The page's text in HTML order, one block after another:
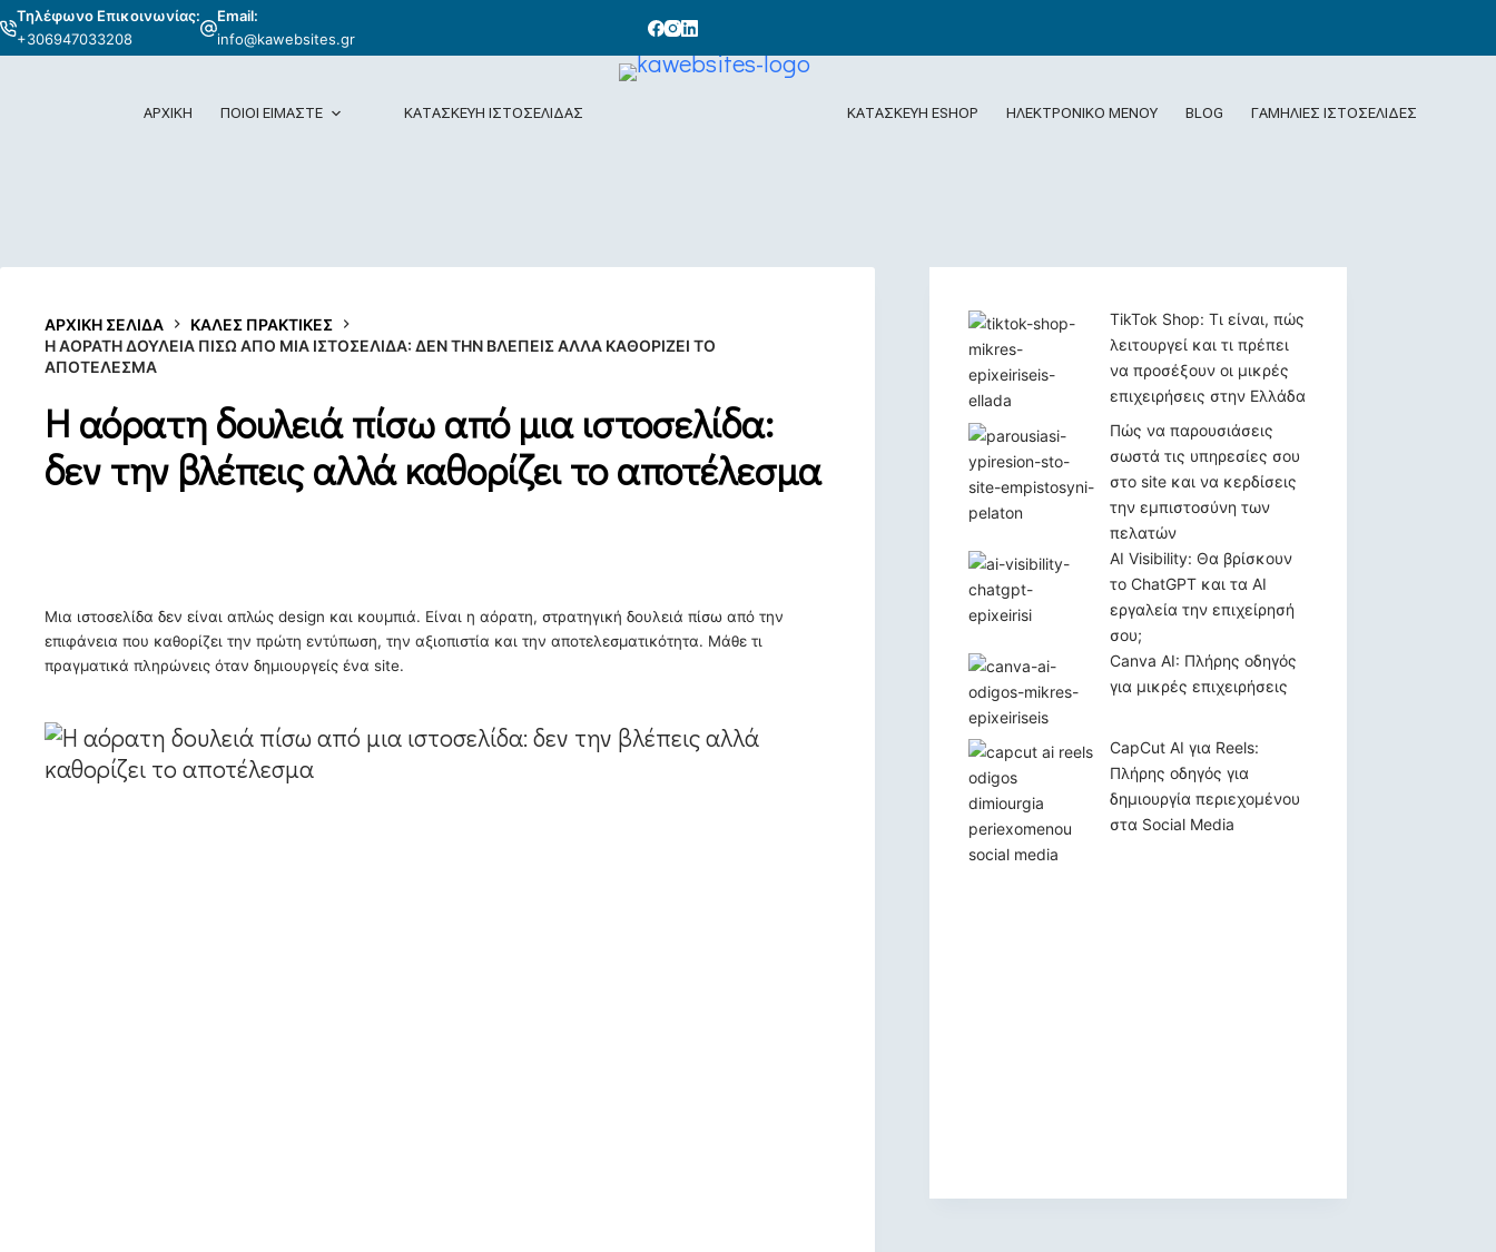
Τηλέφωνο Επικοινωνίας:
+306947033208
Email:
info@kawebsites.gr
ΑΡΧΙΚΗ ΠΟΙΟΙ ΕΙΜΑΣΤΕ ΚΑΤΑΣΚΕΥΗ ΙΣΤΟΣΕΛΙΔΑΣ ΚΑΤΑΣΚΕΥΗ ESHOP ΗΛΕΚΤΡΟΝΙΚΟ ΜΕΝΟΥ BLOG ΓΑΜΗΛΙΕΣ ΙΣΤΟΣΕΛΙΔΕΣ
ΑΡΧΙΚΉ ΣΕΛΊΔΑ
ΚΑΛΕΣ ΠΡΑΚΤΙΚΕΣ
Η ΑΌΡΑΤΗ ΔΟΥΛΕΙΆ ΠΊΣΩ ΑΠΌ ΜΙΑ ΙΣΤΟΣΕΛΊΔΑ: ΔΕΝ ΤΗΝ ΒΛΈΠΕΙΣ ΑΛΛΆ ΚΑΘΟΡΊΖΕΙ ΤΟ
ΑΠΟΤΈΛΕΣΜΑ
Η αόρατη δουλειά πίσω από μια ιστοσελίδα:
δεν την βλέπεις αλλά καθορίζει το αποτέλεσμα
Μια ιστοσελίδα δεν είναι απλώς design και κουμπιά. Είναι η αόρατη, στρατηγική δουλειά πίσω από την
επιφάνεια που καθορίζει την πρώτη εντύπωση, την αξιοπιστία και την αποτελεσματικότητα. Μάθε τι
πραγματικά πληρώνεις όταν δημιουργείς ένα site.
TikTok Shop: Τι είναι, πώς
λειτουργεί και τι πρέπει
να προσέξουν οι μικρές
επιχειρήσεις στην Ελλάδα
Πώς να παρουσιάσεις
σωστά τις υπηρεσίες σου
στο site και να κερδίσεις
την εμπιστοσύνη των
πελατών
AI Visibility: Θα βρίσκουν
το ChatGPT και τα AI
εργαλεία την επιχείρησή
σου;
Canva AI: Πλήρης οδηγός
για μικρές επιχειρήσεις
CapCut AI για Reels:
Πλήρης οδηγός για
δημιουργία περιεχομένου
στα Social Media